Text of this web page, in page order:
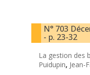
N° 703
- p. 23-32
La gestion des
Puidupin, Jean-